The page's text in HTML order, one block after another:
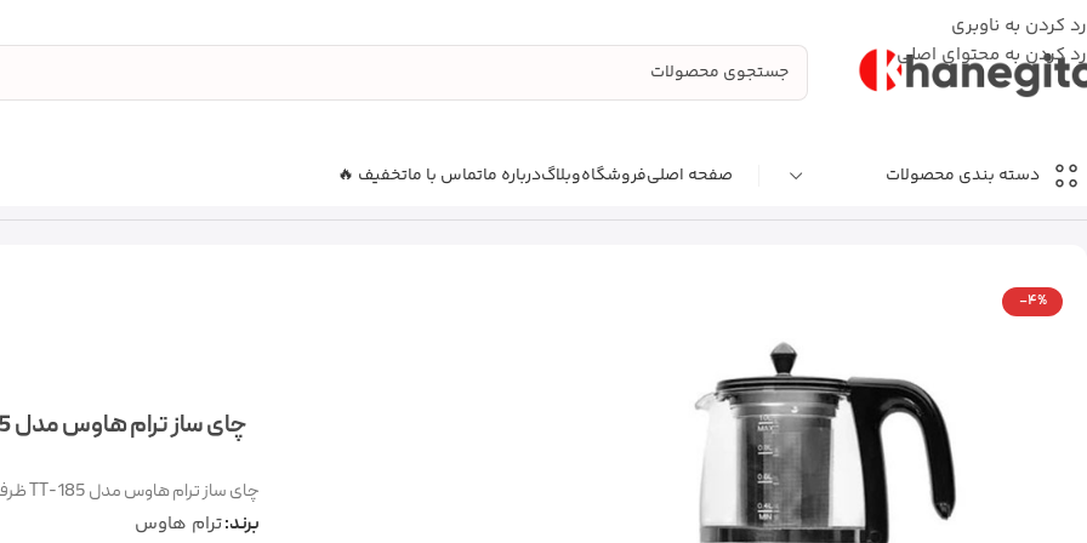
رد کردن به ناوبری
رد کردن به محتوای اصلی
دسته بندی محصولات صفحه اصلیفروشگاهوبلاگدرباره ماتماس با ماتخفیف 🔥
خانه نوشیدنی‌ساز چای‌ساز
-4%
چای ساز ترام هاوس مدل TT-185 ظرفیت ۱.۷ لیتر و ۱.۲ لیتر
چای ساز ترام هاوس مدل TT-185 ظرفیت ۱.۷ لیتر و ۱.۲ لیتر
برند:ترام هاوس